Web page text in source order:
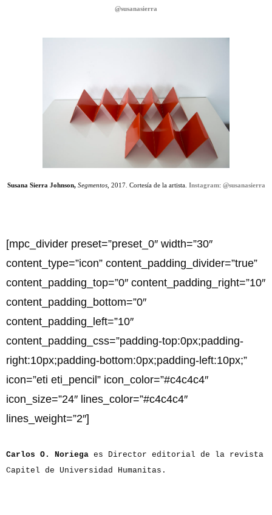
@susanasierra
Susana Sierra Johnson,Segmentos, 2017. Cortesía de la artista. Instagram: @susanasierra
[mpc_divider preset=”preset_0″ width=”30″
content_type=”icon” content_padding_divider=”true”
content_padding_top=”0″ content_padding_right=”10″
content_padding_bottom=”0″
content_padding_left=”10″
content_padding_css=”padding-top:0px;padding-
right:10px;padding-bottom:0px;padding-left:10px;”
icon=”eti eti_pencil” icon_color=”#c4c4c4″
icon_size=”24″ lines_color=”#c4c4c4″
lines_weight=”2″]
Carlos O. Noriega es Director editorial de la revista
Capitel de Universidad Humanitas.